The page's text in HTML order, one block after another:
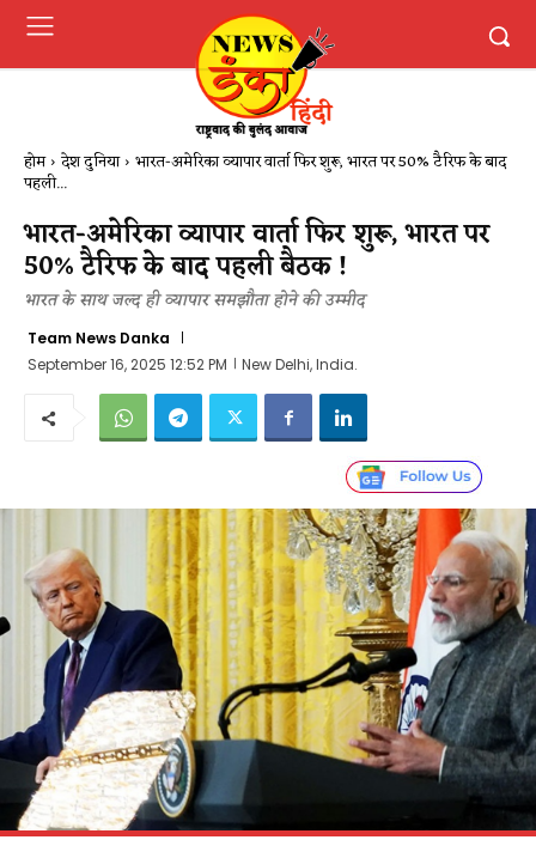
होम देश दुनिया भारत-अमेरिका व्यापार वार्ता फिर शुरू, भारत पर 50% टैरिफ के बाद
पहली...
भारत-अमेरिका व्यापार वार्ता फिर शुरू, भारत पर
50% टैरिफ के बाद पहली बैठक !
भारत के साथ जल्द ही व्यापार समझौता होने की उम्मीद
Team News Danka
September 16, 2025 12:52 PM
New Delhi, India.